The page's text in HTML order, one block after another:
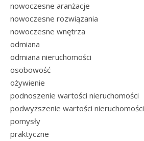
nowoczesne aranżacje
nowoczesne rozwiązania
nowoczesne wnętrza
odmiana
odmiana nieruchomości
osobowość
ożywienie
podnoszenie wartości nieruchomości
podwyższenie wartości nieruchomości
pomysły
praktyczne